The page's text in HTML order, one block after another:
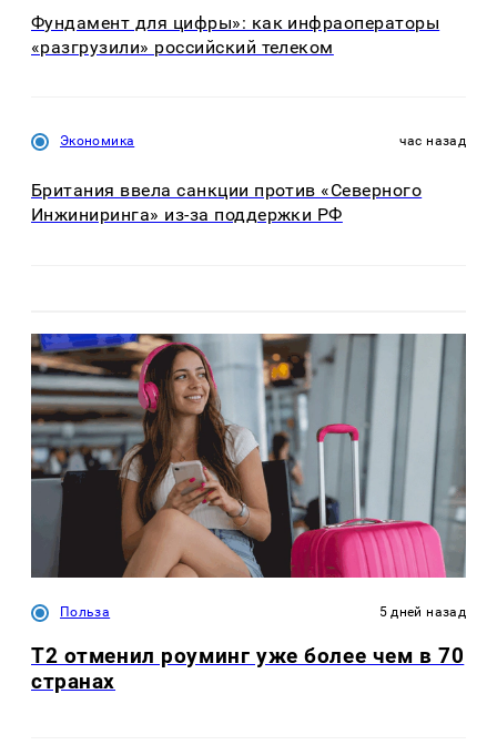
Фундамент для цифры»: как инфраоператоры
«разгрузили» российский телеком
Экономика час назад
Британия ввела санкции против «Северного
Инжиниринга» из-за поддержки РФ
Польза 5 дней назад
Т2 отменил роуминг уже более чем в 70
странах